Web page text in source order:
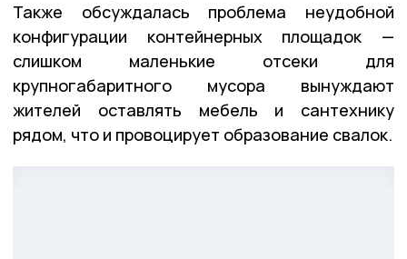
Также обсуждалась проблема неудобной
конфигурации контейнерных площадок —
слишком маленькие отсеки для
крупногабаритного мусора вынуждают
жителей оставлять мебель и сантехнику
рядом, что и провоцирует образование свалок.